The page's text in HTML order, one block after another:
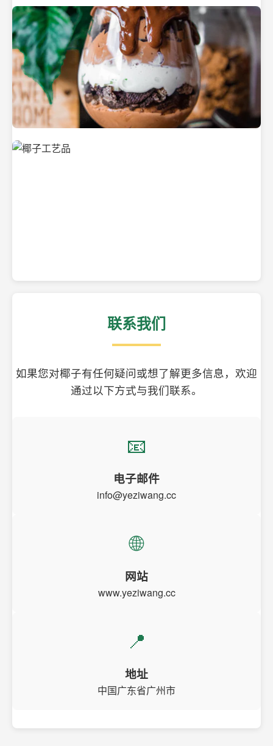
纯净的初榨椰子油
美味的椰子食品
联系我们
如果您对椰子有任何疑问或想了解更多信息，欢迎
通过以下方式与我们联系。
📧
电子邮件
info@yeziwang.cc
🌐
网站
www.yeziwang.cc
📍
地址
中国广东省广州市